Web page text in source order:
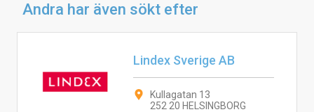
Andra har även sökt efter
Lindex Sverige AB
Kullagatan 13
252 20 HELSINGBORG